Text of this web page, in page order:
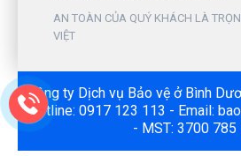
AN TOÀN CỦA QUÝ KHÁCH LÀ
VIỆT
Công ty Dịch vụ Bảo vệ ở Bình
Hotline: 0917 123 113 - Email:
- MST: 3700 785